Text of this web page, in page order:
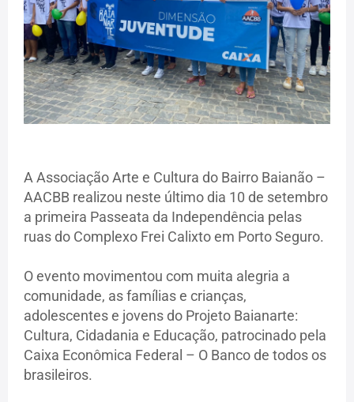
A Associação Arte e Cultura do Bairro Baianão –
AACBB realizou neste último dia 10 de setembro
a primeira Passeata da Independência pelas
ruas do Complexo Frei Calixto em Porto Seguro.
O evento movimentou com muita alegria a
comunidade, as famílias e crianças,
adolescentes e jovens do Projeto Baianarte:
Cultura, Cidadania e Educação, patrocinado pela
Caixa Econômica Federal – O Banco de todos os
brasileiros.